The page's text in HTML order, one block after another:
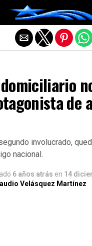
de
involucrado,
nacional.
6 años atrás en 14
Velásquez Martínez
Salir de la versión